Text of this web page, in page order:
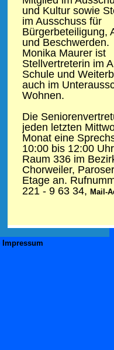
und Kultur sowie
im Ausschuss für
Bürgerbeteiligung,
und Beschwerden.
Monika Maurer ist
Stellvertreterin im
Schule und
auch im
Wohnen.
Die
jeden letzten
Monat eine
10:00 bis 12:00
Raum 336 im
Chorweiler,
Etage an.
221 - 9 63 34, Mail-
Impressum